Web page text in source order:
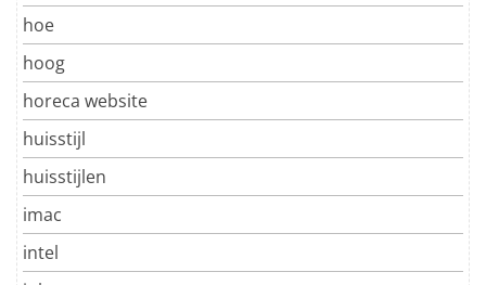
hoe
hoog
horeca website
huisstijl
huisstijlen
imac
intel